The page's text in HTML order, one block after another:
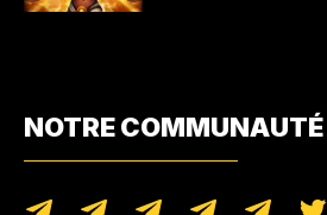
NOTRE COMMUNAUTÉ